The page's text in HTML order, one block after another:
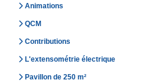
Animations
QCM
Contributions
L'extensométrie électrique
Pavillon de 250 m²